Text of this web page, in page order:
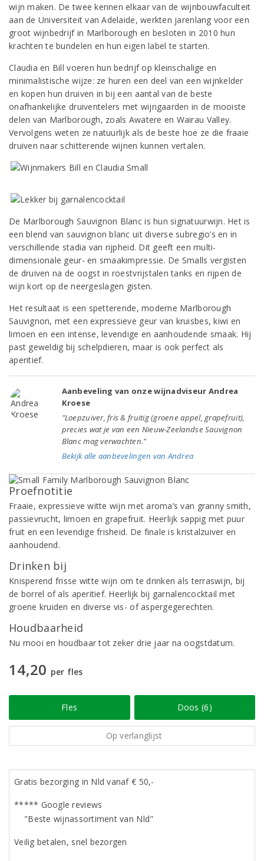
wijn maken. De twee kennen elkaar van de wijnbouwfaculteit
aan de Universiteit van Adelaide, werkten jarenlang voor een
groot wijnbedrijf in Marlborough en besloten in 2010 hun
krachten te bundelen en hun eigen label te starten.
Claudia en Bill voeren hun bedrijf op kleinschalige en
minimalistische wijze: ze huren een deel van een wijnkelder
en kopen hun druiven in bij een aantal van de beste
onafhankelijke druiventelers met wijngaarden in de mooiste
delen van Marlborough, zoals Awatere en Wairau Valley.
Vervolgens weten ze natuurlijk als de beste hoe ze die fraaie
druiven naar schitterende wijnen kunnen vertalen.
De Marlborough Sauvignon Blanc is hun signatuurwijn. Het is
een blend van sauvignon blanc uit diverse subregio’s en in
verschillende stadia van rijpheid. Dit geeft een multi-
dimensionale geur- en smaakimpressie. De Smalls vergisten
de druiven na de oogst in roestvrijstalen tanks en rijpen de
wijn kort op de neergeslagen gisten.
Het resultaat is een spetterende, moderne Marlborough
Sauvignon, met een expressieve geur van kruisbes, kiwi en
limoen en een intense, levendige en aanhoudende smaak. Hij
past geweldig bij schelpdieren, maar is ook perfect als
aperitief.
Aanbeveling van onze wijnadviseur Andrea
Kroese
"Loepzuiver, fris & fruitig (groene appel, grapefruit),
precies wat je van een Nieuw-Zeelandse Sauvignon
Blanc mag verwachten."
Bekijk alle aanbevelingen van Andrea
Proefnotitie
Fraaie, expressieve witte wijn met aroma’s van granny smith,
passievrucht, limoen en grapefruit. Heerlijk sappig met puur
fruit en een levendige frisheid. De finale is kristalzuiver en
aanhoudend.
Drinken bij
Knisperend frisse witte wijn om te drinken als terraswijn, bij
de borrel of als aperitief. Heerlijk bij garnalencocktail met
groene kruiden en diverse vis- of aspergegerechten.
Houdbaarheid
Nu mooi en houdbaar tot zeker drie jaar na oogstdatum.
14,20 per fles
Fles Doos (6)
Op verlanglijst
Gratis bezorging in Nld vanaf € 50,-
***** Google reviews
"Beste wijnassortiment van Nld"
Veilig betalen, snel bezorgen